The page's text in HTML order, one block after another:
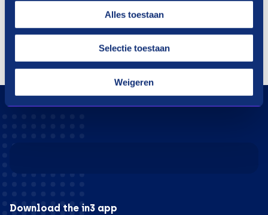
Alles toestaan
Selectie toestaan
Weigeren
Download the in3 app